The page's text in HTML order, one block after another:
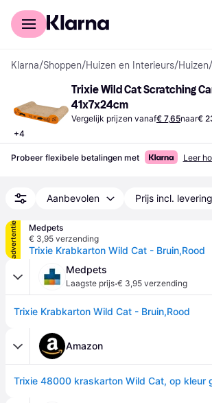
Voor shoppers
Klarna/Shoppen/Huizen en Interieurs/Huizen/
+4
Trixie Wild Cat Scratching
41x7x24cm
Vergelijk prijzen vanaf€ 7,65naar€
Probeer flexibele betalingen met Leer
Aanbevolen Prijs incl. levering
advertentie
Medpets
€ 3,95 verzending
Trixie Krabkarton Wild Cat - Bruin,Rood
Medpets
Laagste prijs·€ 3,95 verzending
Trixie Krabkarton Wild Cat - Bruin,Rood
Amazon